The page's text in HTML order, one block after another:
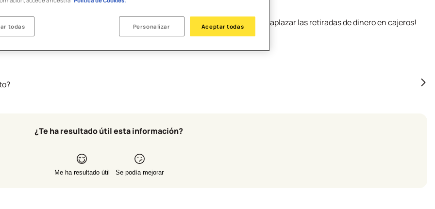
realice el cargo de las mismas en tu Cuenta B100. ¡Y que también puedes aplazar las retiradas de dinero en cajeros!
¿Te ha resultado útil esta información?
Me ha resultado útil Se podía mejorar
todas Personalizar Aceptar todas